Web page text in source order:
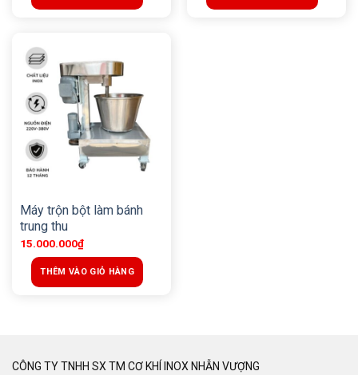
Máy trộn bột làm bánh
trung thu
15.000.000₫
THÊM VÀO GIỎ HÀNG
CÔNG TY TNHH SX TM CƠ KHÍ INOX NHẪN VƯỢNG